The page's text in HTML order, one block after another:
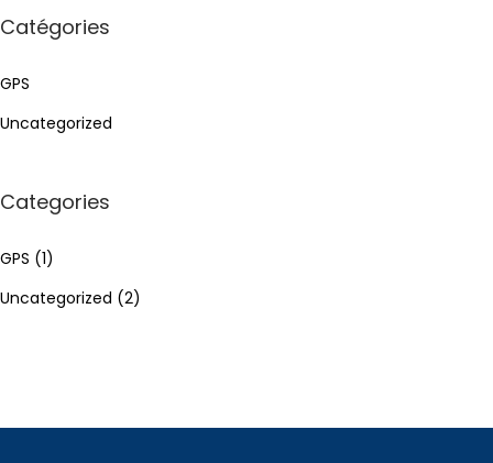
Catégories
GPS
Uncategorized
Categories
GPS (1)
Uncategorized (2)